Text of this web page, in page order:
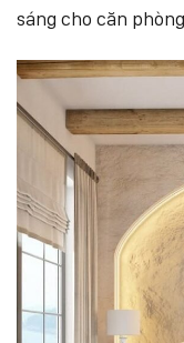
sáng cho căn phòng.